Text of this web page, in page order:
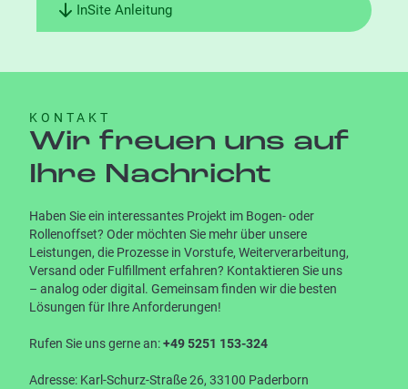
Winfried Schröder
Kundenberater
Fon +49 5251 153-307
Mail
Kerstin Tholen
Kundenberaterin
Fon +49 5251 153-325
Mail
InSite Anleitung
KONTAKT
Wir freuen uns auf
Ihre Nachricht
Haben Sie ein interessantes Projekt im Bogen- oder
Rollenoffset? Oder möchten Sie mehr über unsere
Leistungen, die Prozesse in Vorstufe, Weiterverarbeitung,
Versand oder Fulfillment erfahren? Kontaktieren Sie uns
– analog oder digital. Gemeinsam finden wir die besten
Lösungen für Ihre Anforderungen!
Rufen Sie uns gerne an:+49 5251 153-324
Adresse: Karl-Schurz-Straße 26, 33100 Paderborn